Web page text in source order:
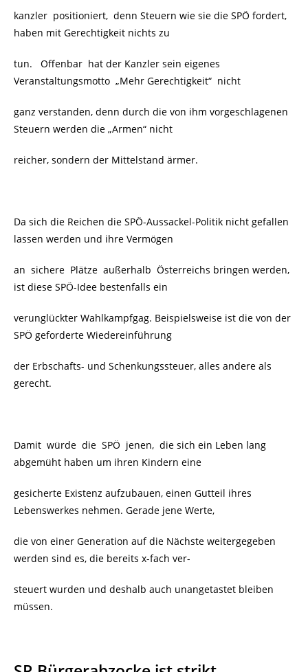
kanzler positioniert, denn Steuern wie sie die SPÖ fordert,
haben mit Gerechtigkeit nichts zu
tun. Offenbar hat der Kanzler sein eigenes
Veranstaltungsmotto „Mehr Gerechtigkeit“ nicht
ganz verstanden, denn durch die von ihm vorgeschlagenen
Steuern werden die „Armen“ nicht
reicher, sondern der Mittelstand ärmer.
Da sich die Reichen die SPÖ-Aussackel-Politik nicht gefallen
lassen werden und ihre Vermögen
an sichere Plätze außerhalb Österreichs bringen werden,
ist diese SPÖ-Idee bestenfalls ein
verunglückter Wahlkampfgag. Beispielsweise ist die von der
SPÖ geforderte Wiedereinführung
der Erbschafts- und Schenkungssteuer, alles andere als
gerecht.
Damit würde die SPÖ jenen, die sich ein Leben lang
abgemüht haben um ihren Kindern eine
gesicherte Existenz aufzubauen, einen Gutteil ihres
Lebenswerkes nehmen. Gerade jene Werte,
die von einer Generation auf die Nächste weitergegeben
werden sind es, die bereits x-fach ver-
steuert wurden und deshalb auch unangetastet bleiben
müssen.